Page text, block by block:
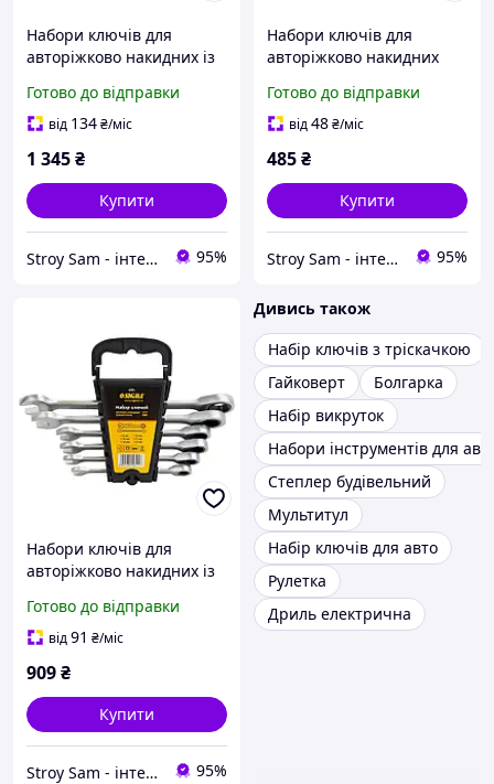
Набори ключів для
авторіжково накидних із
6010521
Готово до відправки
від 134₴/міс
1 345₴
Купити
Stroy Sam - інтернет магазин інструментів 95%
Набори ключів для
авторіжково накидних
Готово до відправки
від48₴/міс
485₴
Купити
Stroy Sam - інтернет магазин інструментів 95%
Набори ключів для
авторіжково накидних із
6010511
Готово до відправки
від91 ₴/міс
909₴
Купити
Stroy Sam - інтернет магазин інструментів 95%
Дивись також
Набір ключів з тріскачкою
Гайковерт
Болгарка
Набір викруток
Набори інструментів для
Степлер будівельний
Мультитул
Набір ключів для авто
Рулетка
Дриль електрична